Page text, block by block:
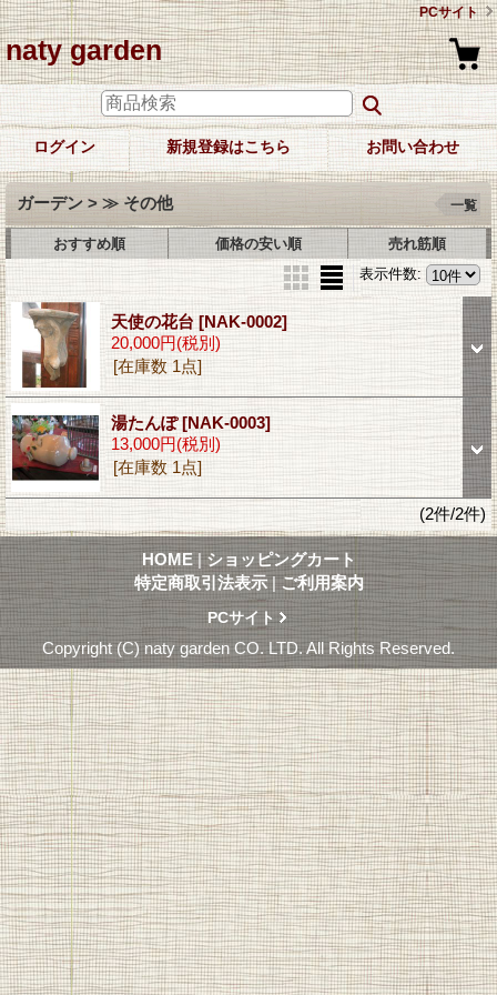
PCサイト
naty garden
ログイン 新規登録はこちら お問い合わせ
ガーデン > ≫ その他 一覧
おすすめ順 価格の安い順
売れ筋順
表示件数:
天使の花台 [NAK-0002]
20,000円(税別)
[在庫数 1点]
湯たんぽ[NAK-0003]
13,000円(税別)
[在庫数 1点]
(2件/2件)
HOME | ショッピングカート
特定商取引法表示 | ご利用案内
PCサイト
Copyright (C) naty garden CO. LTD. All Rights Reserved.